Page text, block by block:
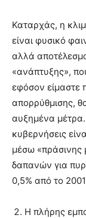
Καταρχάς, η
είναι φυσικό
αλλά
«ανάπτυξης»,
εφόσον είμαστε
απορρύθμισης,
αυξημένα
κυβερνήσεις
μέσω «πράσινης
δαπανών για
0,5% από το
Η πλήρης